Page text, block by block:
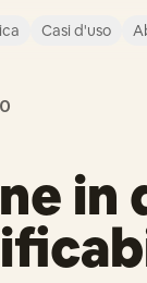
Casi d'uso
in